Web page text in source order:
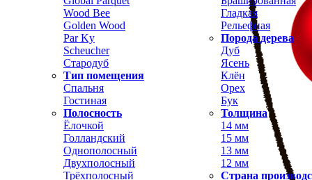
Wood Bee
Golden Wood
Par Ky
Scheucher
Стародуб
Тип помещения
Спальня
Гостиная
Полосность
Ёлочкой
Голландский
Однополосный
Двухполосный
Трёхполосный
Гладкая
Рельефная
Порода дерева
Дуб
Ясень
Клён
Орех
Бук
Толщина
14 мм
15 мм
13 мм
12 мм
Страна